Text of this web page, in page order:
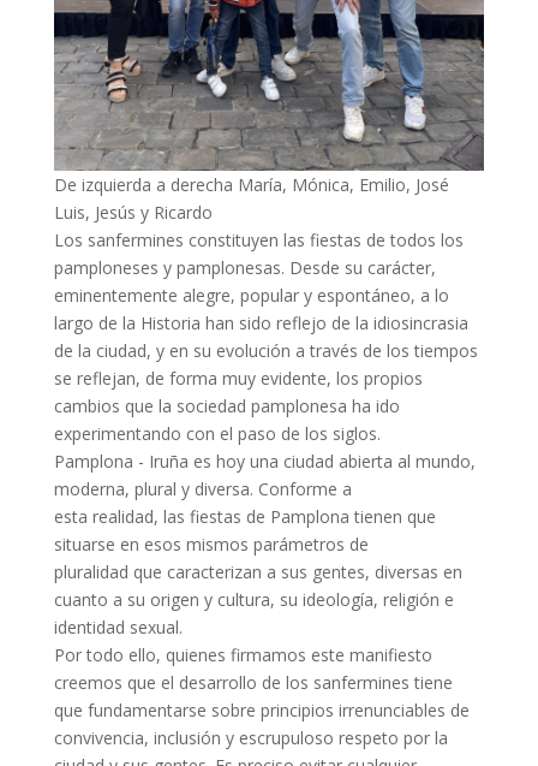
De izquierda a derecha María, Mónica, Emilio, José
Luis, Jesús y Ricardo
Los sanfermines constituyen las fiestas de todos los
pamploneses y pamplonesas. Desde su carácter,
eminentemente alegre, popular y espontáneo, a lo
largo de la Historia han sido reflejo de la idiosincrasia
de la ciudad, y en su evolución a través de los tiempos
se reflejan, de forma muy evidente, los propios
cambios que la sociedad pamplonesa ha ido
experimentando con el paso de los siglos.
Pamplona - Iruña es hoy una ciudad abierta al mundo,
moderna, plural y diversa. Conforme a
esta realidad, las fiestas de Pamplona tienen que
situarse en esos mismos parámetros de
pluralidad que caracterizan a sus gentes, diversas en
cuanto a su origen y cultura, su ideología, religión e
identidad sexual.
Por todo ello, quienes firmamos este manifiesto
creemos que el desarrollo de los sanfermines tiene
que fundamentarse sobre principios irrenunciables de
convivencia, inclusión y escrupuloso respeto por la